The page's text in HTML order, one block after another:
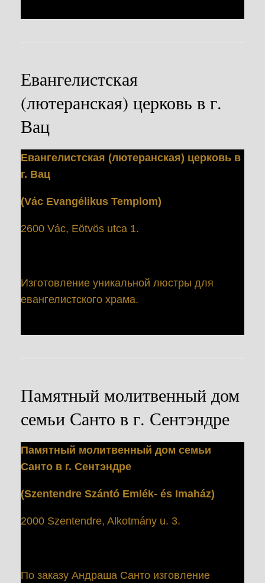
Евангелистская
(лютеранская) церковь в г.
Вац
Евангелистская (лютеранская) церковь в
г. Вац
(Vác Evangélikus Templom)
2600 Vác, Eötvös utca 1.
Изготовление уникальной люстры для
евангелистского храма.
Памятный молитвенный дом
семьи Санто в г. Сентэндре
Памятный молитвенный дом семьи
Санто в г. Сентэндре
(Szentendre Szántó Emlék- és Imaház)
2000 Szentendre, Alkotmány u. 3.
По заказу Андраша Санто изговление